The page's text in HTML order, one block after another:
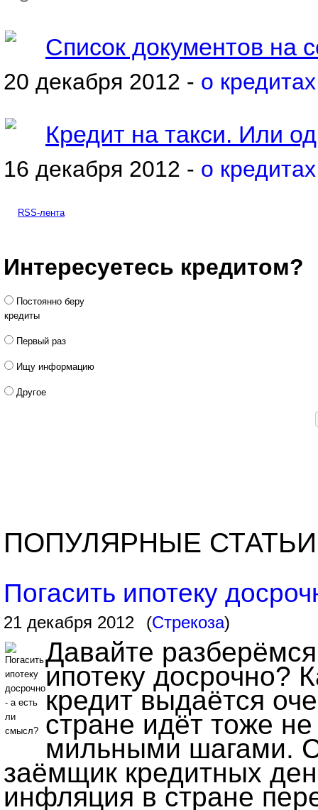
Список документов на
20 декабря 2012 - о кредитах
Кредит на такси. Или
16 декабря 2012 - о кредитах
RSS-лента
Интересуетесь кредитом?
Постоянно беру
кредиты
Первый раз
Ищу информацию
Другое
ПОПУЛЯРНЫЕ СТАТЬИ
Погасить ипотеку
21 декабря 2012 (Стрекоза)
Давайте
ипотеку досрочно?
кредит выдаётся
стране идёт тоже
мильными шагами.
заёмщик кредитных
инфляция в стране